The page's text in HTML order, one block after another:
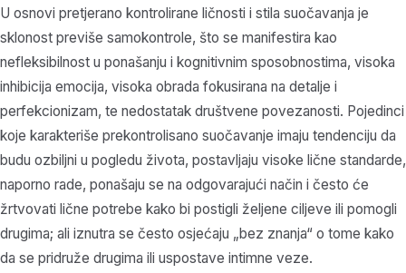
U osnovi pretjerano kontrolirane ličnosti i stila suočavanja je
sklonost previše samokontrole, što se manifestira kao
nefleksibilnost u ponašanju i kognitivnim sposobnostima, visoka
inhibicija emocija, visoka obrada fokusirana na detalje i
perfekcionizam, te nedostatak društvene povezanosti. Pojedinci
koje karakteriše prekontrolisano suočavanje imaju tendenciju da
budu ozbiljni u pogledu života, postavljaju visoke lične standarde,
naporno rade, ponašaju se na odgovarajući način i često će
žrtvovati lične potrebe kako bi postigli željene ciljeve ili pomogli
drugima; ali iznutra se često osjećaju „bez znanja“ o tome kako
da se pridruže drugima ili uspostave intimne veze.